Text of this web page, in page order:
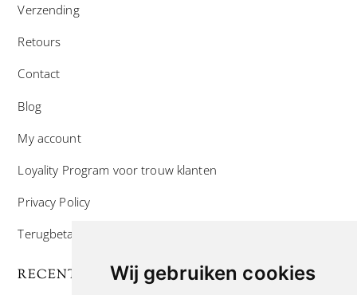
Wij gebruiken cookies
Verzending
Retours
Contact
Blog
My account
Loyality Program voor trouw klanten
Privacy Policy
Terugbetaal- en retourneringsbeleid
RECENTE POSTS